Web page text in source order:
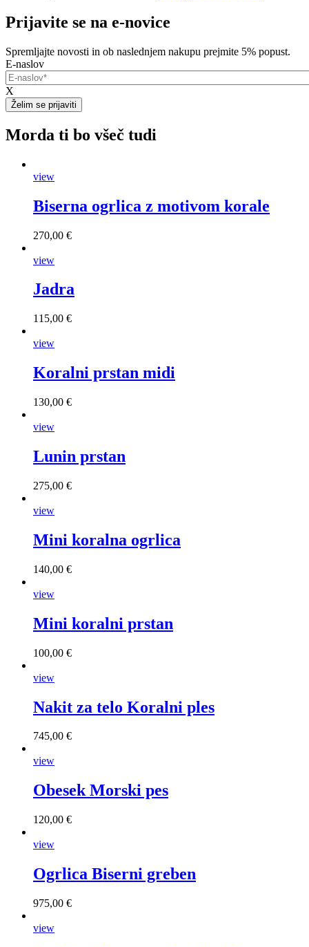
Prijavite se na e-novice
Spremljajte novosti in ob naslednjem nakupu prejmite 5% popust.
E-naslov
X
Morda ti bo všeč tudi
view
Biserna ogrlica z motivom korale
270,00 €
view
Jadra
115,00 €
view
Koralni prstan midi
130,00 €
view
Lunin prstan
275,00 €
view
Mini koralna ogrlica
140,00 €
view
Mini koralni prstan
100,00 €
view
Nakit za telo Koralni ples
745,00 €
view
Obesek Morski pes
120,00 €
view
Ogrlica Biserni greben
975,00 €
view